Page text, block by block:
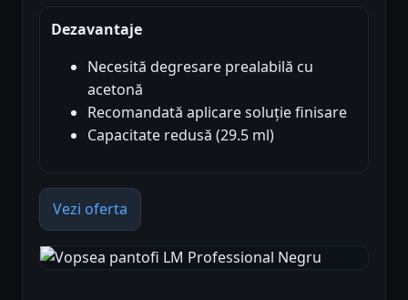
Dezavantaje
Necesită degresare prealabilă cu
acetonă
Recomandată aplicare soluție finisare
Capacitate redusă (29.5 ml)
Vezi oferta